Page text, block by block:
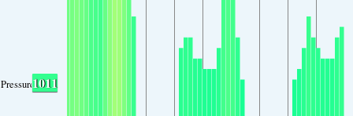
Pressure1011